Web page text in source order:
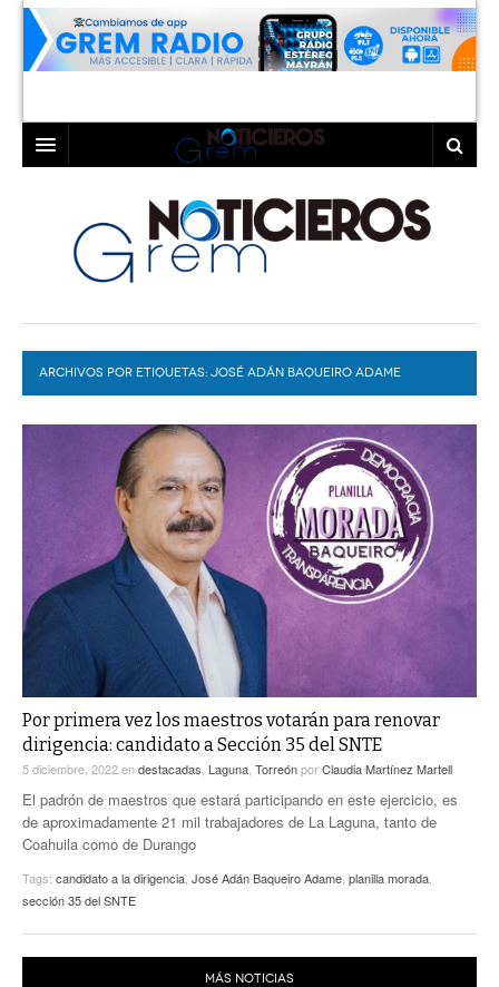
LAGUNA
TORREÓN
GÓMEZ PALACIO
LERDO
COAHUILA
DURANGO
DEPORTES
EL EXACTO
EXA INFORMA
GLOBO
CONTEXTOS
TRAYECTO LAGUNA
A MEDIA MAÑANA
A TODA LEY
ENTRE LAGUNEROS
DIÁLOGOS CON LA HISTORIA
TWEETS AND BEATS
LA MEJOR 97.1 ESTÉREO GALLITO
PULSO
LA MEJOR INFORMACIÓN
COLABORADORES
ACTUALIDADES GREM
ARCHIVOS POR ETIQUETAS: JOSÉ ADÁN BAQUEIRO ADAME
Por primera vez los maestros votarán para renovar
dirigencia: candidato a Sección 35 del SNTE
5 diciembre, 2022endestacadas Laguna TorreónporClaudia Martínez Martell
El padrón de maestros que estará participando en este ejercicio, es
de aproximadamente 21 mil trabajadores de La Laguna, tanto de
Coahuila como de Durango
Tags: candidato a la dirigencia José Adán Baqueiro Adame planilla morada
sección 35 del SNTE
MÁS NOTICIAS